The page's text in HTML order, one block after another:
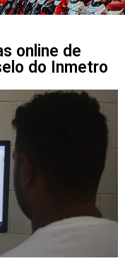
online de
do Inmetro